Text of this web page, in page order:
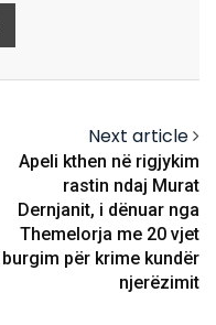
Next article
Apeli kthen në rigjykim
rastin ndaj Murat
Dernjanit, i dënuar nga
Themelorja me 20 vjet
burgim për krime kundër
njerëzimit